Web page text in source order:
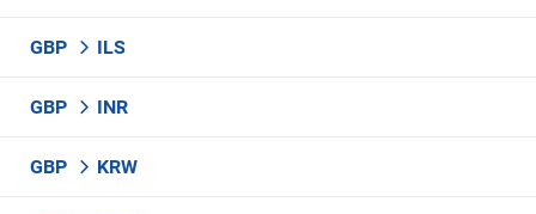
GBP ILS
GBP INR
GBP KRW